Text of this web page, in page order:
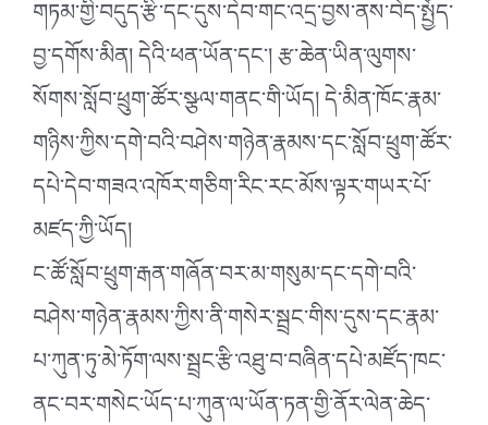
གཏམ་གྱི་བདུད་རྩི་དང་དུས་དེབ་གང་འདྲ་བྱས་ནས་བེད་སྤྱོད་
བྱ་དགོས་མིན། དེའི་ཕན་ཡོན་དང༌། རྩ་ཆེན་ཡིན་ལུགས་
སོགས་སློབ་ཕྲུག་ཚོར་སྩལ་གནང་གི་ཡོད། དེ་མིན་ཁོང་རྣམ་
གཉིས་ཀྱིས་དགེ་བའི་བཤེས་གཉེན་རྣམས་དང་སློབ་ཕྲུག་ཚོར་
དཔེ་དེབ་གཟའ་འཁོར་གཅིག་རིང་རང་མོས་ལྟར་གཡར་པོ་
མཛད་ཀྱི་ཡོད།
ང་ཚོ་སློབ་ཕྲུག་རྒན་གཞོན་བར་མ་གསུམ་དང་དགེ་བའི་
བཤེས་གཉེན་རྣམས་ཀྱིས་ནི་གསེར་སྦྲང་གིས་དུས་དང་རྣམ་
པ་ཀུན་ཏུ་མེ་ཏོག་ལས་སྦྲང་རྩི་འཐུ་བ་བཞིན་དཔེ་མཛོད་ཁང་
ནང་བར་གསེང་ཡོད་པ་ཀུན་ལ་ཡོན་ཏན་གྱི་ནོར་ལེན་ཆེད་